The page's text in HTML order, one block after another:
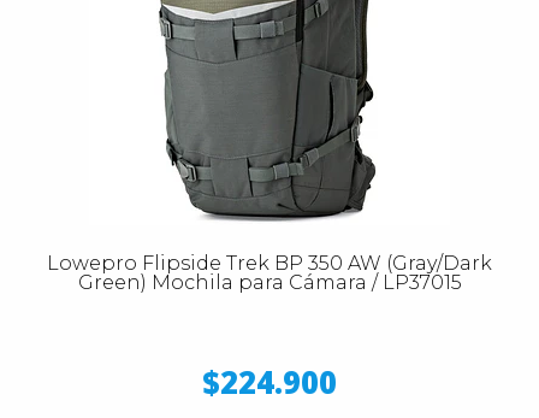
Lowepro Flipside Trek BP 350 AW (Gray/Dark
Green) Mochila para Cámara / LP37015
$224.900